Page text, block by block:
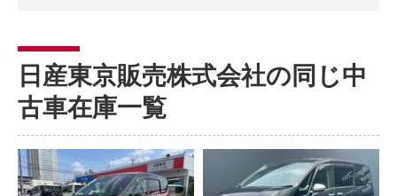
日産東京販売株式会社の同じ中
古車在庫一覧